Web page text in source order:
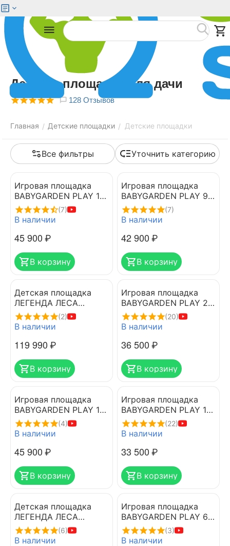
Детские площадки для дачи
128 Отзывов
Главная / Детские площадки / Детские площадки
Все фильтры Уточнить категорию
Игровая площадка
BABYGARDEN PLAY 10
LIGHT GREEN
(7)
В наличии
45 900₽
В корзину
Игровая площадка
BABYGARDEN PLAY 9
DARK GREEN
(7)
В наличии
42 900₽
В корзину
Детская площадка
ЛЕГЕНДА ЛЕСА
УДАЧНАЯ 6(2)
В наличии
119 990₽
В корзину
Игровая площадка
BABYGARDEN PLAY 2
DARK GREEN
(20)
В наличии
36 500₽
В корзину
Игровая площадка
BABYGARDEN PLAY 10
DARK GREEN
(4)
В наличии
45 900₽
В корзину
Игровая площадка
BABYGARDEN PLAY 1
DARK GREEN
(22)
В наличии
33 500₽
В корзину
Детская площадка
ЛЕГЕНДА ЛЕСА
СТАНДАРТ 1 с горкой
1.75м
(6)
В наличии
Игровая площадка
BABYGARDEN PLAY 6
LIGHT GREEN
(3)
В наличии
Меню Найти